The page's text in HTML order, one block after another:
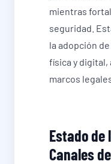
mientras
seguridad.
la adopción
física y digital,
marcos
Estado de
Canales